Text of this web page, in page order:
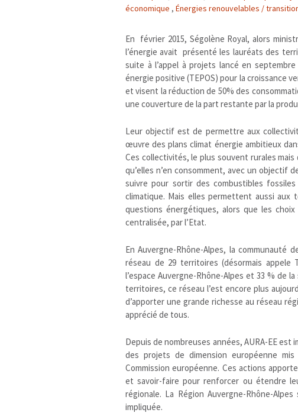
économique , Énergies renouvelables /
En février 2015, Ségolène Royal, alors
l’énergie avait présenté les lauréats des
suite à l’appel à projets lancé en
énergie positive (TEPOS) pour la croissance
et visent la réduction de 50% des
une couverture de la part restante par la
Leur objectif est de permettre aux
œuvre des plans climat énergie ambitieux
Ces collectivités, le plus souvent rurales
qu’elles n’en consomment, avec un objectif
suivre pour sortir des combustibles
climatique. Mais elles permettent aussi
questions énergétiques, alors que les
centralisée, par l’Etat.
En Auvergne-Rhône-Alpes, la communauté
réseau de 29 territoires (désormais appele
l’espace Auvergne-Rhône-Alpes et 33 % de
territoires, ce réseau l’est encore plus
d’apporter une grande richesse au réseau
apprécié de tous.
Depuis de nombreuses années, AURA-EE
des projets de dimension européenne
Commission européenne. Ces actions
et savoir-faire pour renforcer ou étendre
régionale. La Région Auvergne-Rhône-
impliquée.